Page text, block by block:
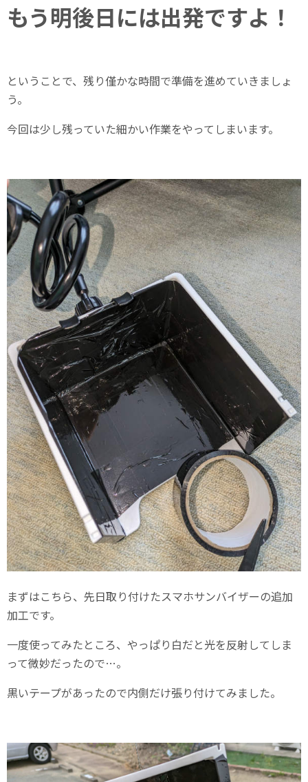
もう明後日には出発ですよ！
ということで、残り僅かな時間で準備を進めていきましょ
う。
今回は少し残っていた細かい作業をやってしまいます。
まずはこちら、先日取り付けたスマホサンバイザーの追加
加工です。
一度使ってみたところ、やっぱり白だと光を反射してしま
って微妙だったので…。
黒いテープがあったので内側だけ張り付けてみました。